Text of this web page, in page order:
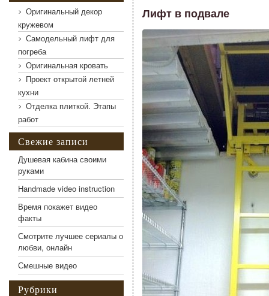
Лифт в подвале
Лифт в подвале
Оригинальный декор
кружевом
Самодельный лифт для
погреба
Оригинальная кровать
Проект открытой летней
кухни
Отделка плиткой. Этапы
работ
Свежие записи
Душевая кабина своими
руками
Handmade video instruction
Время покажет видео
факты
Смотрите лучшее сериалы о
любви, онлайн
Смешные видео
Рубрики